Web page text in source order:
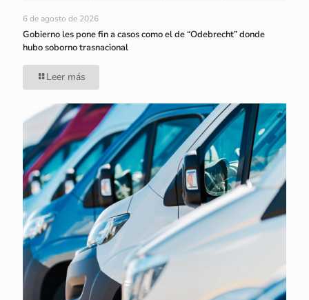
6 de agosto de 2026
Gobierno les pone fin a casos como el de “Odebrecht” donde
hubo soborno trasnacional
Leer más